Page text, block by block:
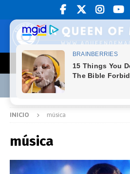
INICIO música
música